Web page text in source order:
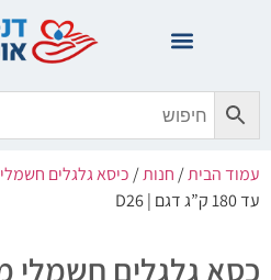
עמוד הבית/חנות/כיסא גלגלים חשמלי
עד 180 ק”ג דגם | D26